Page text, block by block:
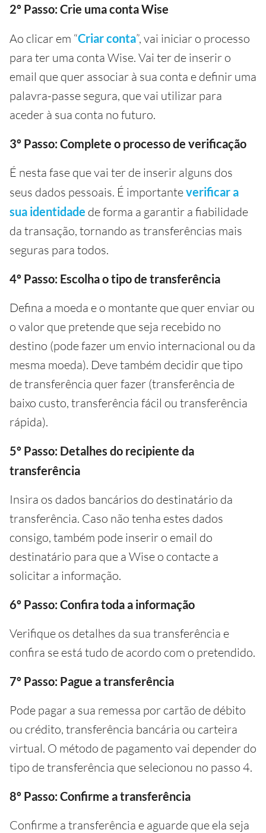
2º Passo: Crie uma conta Wise
Ao clicar em “Criar conta”, vai iniciar o processo
para ter uma conta Wise. Vai ter de inserir o
email que quer associar à sua conta e definir uma
palavra-passe segura, que vai utilizar para
aceder à sua conta no futuro.
3º Passo: Complete o processo de verificação
É nesta fase que vai ter de inserir alguns dos
seus dados pessoais. É importanteverificar a
sua identidade de forma a garantir a fiabilidade
da transação, tornando as transferências mais
seguras para todos.
4º Passo: Escolha o tipo de transferência
Defina a moeda e o montante que quer enviar ou
o valor que pretende que seja recebido no
destino (pode fazer um envio internacional ou da
mesma moeda). Deve também decidir que tipo
de transferência quer fazer (transferência de
baixo custo, transferência fácil ou transferência
rápida).
5º Passo: Detalhes do recipiente da
transferência
Insira os dados bancários do destinatário da
transferência. Caso não tenha estes dados
consigo, também pode inserir o email do
destinatário para que a Wise o contacte a
solicitar a informação.
6º Passo: Confira toda a informação
Verifique os detalhes da sua transferência e
confira se está tudo de acordo com o pretendido.
7º Passo: Pague a transferência
Pode pagar a sua remessa por cartão de débito
ou crédito, transferência bancária ou carteira
virtual. O método de pagamento vai depender do
tipo de transferência que selecionou no passo 4.
8º Passo: Confirme a transferência
Confirme a transferência e aguarde que ela seja